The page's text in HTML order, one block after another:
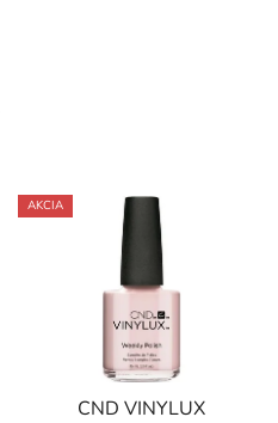
AKCIA
CND VINYLUX